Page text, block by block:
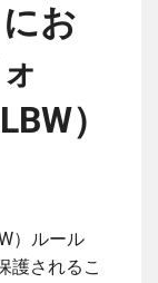
お
）
）ルール
護されるこ